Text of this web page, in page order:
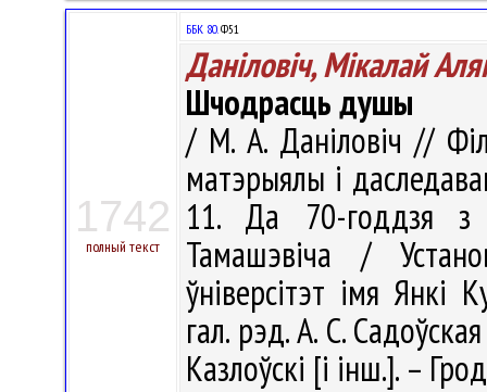
1742
полный текст
ББК 80.Ф51
Даніловіч, Мікалай
Шчодрасць душы
/ М. А. Даніловіч //
матэрыялы і
11. Да 70-годдзя з
Тамашэвіча /
ўніверсітэт імя Янкі
гал. рэд. А. С.
Казлоўскі [і інш.]. –